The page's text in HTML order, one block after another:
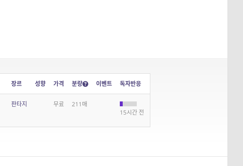
장르 성향 가격 분량 이벤트 독자반응
판타지 무료
211매
15시간 전